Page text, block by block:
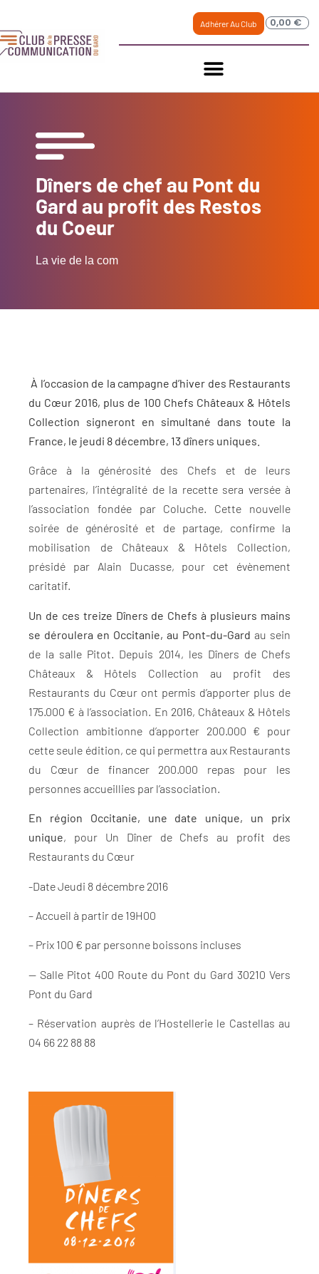
Adhérer Au Club 0,00 €
Dîners de chef au Pont du
Gard au profit des Restos
du Coeur
La vie de la com
À l’occasion de la campagne d’hiver des Restaurants
du Cœur 2016, plus de 100 Chefs Châteaux & Hôtels
Collection signeront en simultané dans toute la
France, le jeudi 8 décembre, 13 dîners uniques.
Grâce à la générosité des Chefs et de leurs
partenaires, l’intégralité de la recette sera versée à
l’association fondée par Coluche. Cette nouvelle
soirée de générosité et de partage, confirme la
mobilisation de Châteaux & Hôtels Collection,
présidé par Alain Ducasse, pour cet évènement
caritatif.
Un de ces treize Dîners de Chefs à plusieurs mains
se déroulera en Occitanie, au Pont-du-Gard au sein
de la salle Pitot. Depuis 2014, les Dîners de Chefs
Châteaux & Hôtels Collection au profit des
Restaurants du Cœur ont permis d’apporter plus de
175.000 € à l’association. En 2016, Châteaux & Hôtels
Collection ambitionne d’apporter 200.000 € pour
cette seule édition, ce qui permettra aux Restaurants
du Cœur de financer 200.000 repas pour les
personnes accueillies par l’association.
En région Occitanie, une date unique, un prix
unique, pour Un Dîner de Chefs au profit des
Restaurants du Cœur
-Date Jeudi 8 décembre 2016
– Accueil à partir de 19H00
– Prix 100 € par personne boissons incluses
— Salle Pitot 400 Route du Pont du Gard 30210 Vers
Pont du Gard
– Réservation auprès de l’Hostellerie le Castellas au
04 66 22 88 88